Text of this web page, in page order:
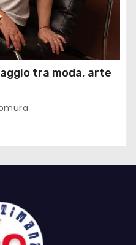
tra moda, arte